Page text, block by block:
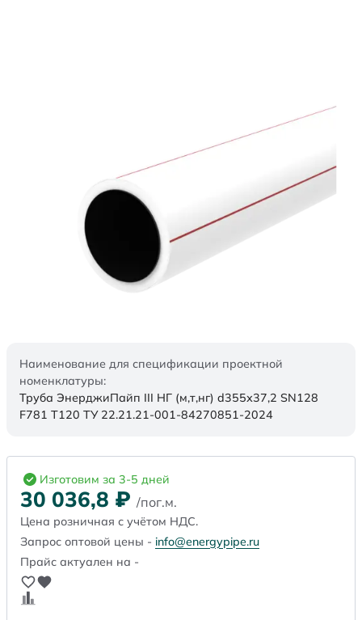
Наименование для спецификации проектной
номенклатуры:
Труба ЭнерджиПайп III НГ (м,т,нг) d355х37,2 SN128
F781 Т120 ТУ 22.21.21-001-84270851-2024
Изготовим за 3-5 дней
30 036,8 ₽ /пог.м.
Цена розничная с учётом НДС.
Запрос оптовой цены - info@energypipe.ru
Прайс актуален на -